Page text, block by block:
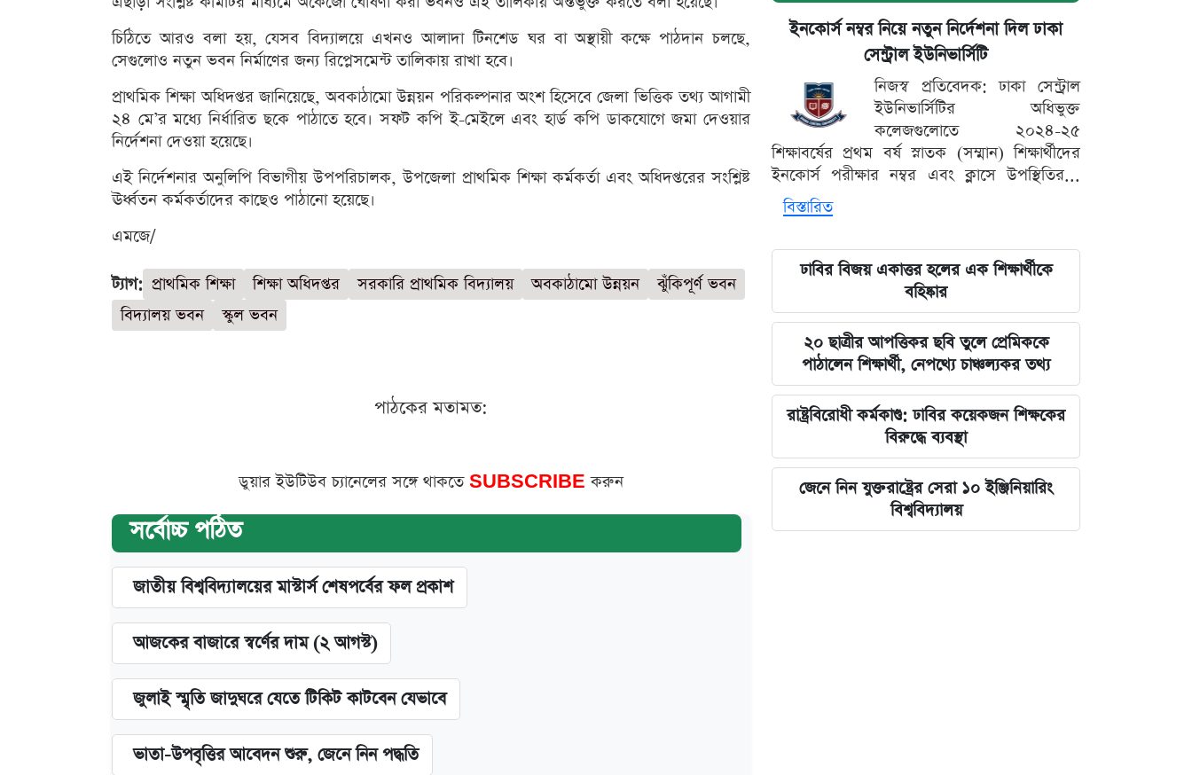
চিঠিতে আরও বলা হয়, যেসব বিদ্যালয়ে এখনও আলাদা টিনশেড ঘর বা অস্থায়ী কক্ষে পাঠদান চলছে,
সেগুলোও নতুন ভবন নির্মাণের জন্য রিপ্লেসমেন্ট তালিকায় রাখা হবে।
প্রাথমিক শিক্ষা অধিদপ্তর জানিয়েছে, অবকাঠামো উন্নয়ন পরিকল্পনার অংশ হিসেবে জেলা ভিত্তিক তথ্য আগামী
২৪ মে’র মধ্যে নির্ধারিত ছকে পাঠাতে হবে। সফট কপি ই-মেইলে এবং হার্ড কপি ডাকযোগে জমা দেওয়ার
নির্দেশনা দেওয়া হয়েছে।
এই নির্দেশনার অনুলিপি বিভাগীয় উপপরিচালক, উপজেলা প্রাথমিক শিক্ষা কর্মকর্তা এবং অধিদপ্তরের সংশ্লিষ্ট
ঊর্ধ্বতন কর্মকর্তাদের কাছেও পাঠানো হয়েছে।
এমজে/
ট্যাগ: প্রাথমিক শিক্ষা শিক্ষা অধিদপ্তর সরকারি প্রাথমিক বিদ্যালয় অবকাঠামো উন্নয়ন
ঝুঁকিপূর্ণ ভবন
বিদ্যালয় ভবন
স্কুল ভবন
পাঠকের মতামত:
ডুয়ার ইউটিউব চ্যানেলের সঙ্গে থাকতে SUBSCRIBEকরুন
সর্বোচ্চ পঠিত
জাতীয় বিশ্ববিদ্যালয়ের মাস্টার্স শেষপর্বের ফল প্রকাশ
আজকের বাজারে স্বর্ণের দাম (২ আগস্ট)
জুলাই স্মৃতি জাদুঘরে যেতে টিকিট কাটবেন যেভাবে
ভাতা-উপবৃত্তির আবেদন শুরু, জেনে নিন পদ্ধতি
ইনকোর্স নম্বর নিয়ে নতুন নির্দেশনা দিল ঢাকা
সেন্ট্রাল ইউনিভার্সিটি
নিজস্ব প্রতিবেদক: ঢাকা সেন্ট্রাল
ইউনিভার্সিটির অধিভুক্ত
কলেজগুলোতে ২০২৪-২৫
শিক্ষাবর্ষের প্রথম বর্ষ স্নাতক (সম্মান) শিক্ষার্থীদের
ইনকোর্স পরীক্ষার নম্বর এবং ক্লাসে উপস্থিতির...
বিস্তারিত
ঢাবির বিজয় একাত্তর হলের এক শিক্ষার্থীকে
বহিষ্কার
২০ ছাত্রীর আপত্তিকর ছবি তুলে প্রেমিককে
পাঠালেন শিক্ষার্থী, নেপথ্যে চাঞ্চল্যকর তথ্য
রাষ্ট্রবিরোধী কর্মকাণ্ড: ঢাবির কয়েকজন শিক্ষকের
বিরুদ্ধে ব্যবস্থা
জেনে নিন যুক্তরাষ্ট্রের সেরা ১০ ইঞ্জিনিয়ারিং
বিশ্ববিদ্যালয়